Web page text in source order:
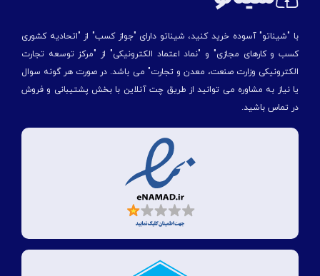
با "شیناتو" آسوده خرید کنید، شیناتو دارای "جواز کسب" از "اتحادیه کشوری
کسب و کارهای مجازی" و "نماد اعتماد الکترونیکی" از "مركز توسعه تجارت
الكترونیكی وزارت صنعت، معدن و تجارت" می باشد. در صورت هر گونه سوال
یا نیاز به مشاوره می توانید از طریق چت آنلاین با بخش پشتیبانی و فروش
در تماس باشید.